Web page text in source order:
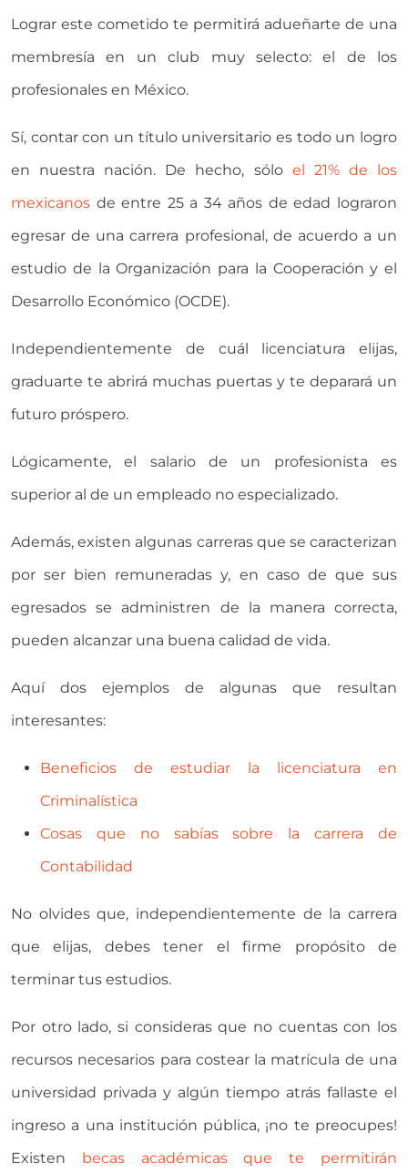
Lograr este cometido te permitirá adueñarte de una
membresía en un club muy selecto: el de los
profesionales en México.
Sí, contar con un título universitario es todo un logro
en nuestra nación. De hecho, sólo el 21% de los
mexicanos de entre 25 a 34 años de edad lograron
egresar de una carrera profesional, de acuerdo a un
estudio de la Organización para la Cooperación y el
Desarrollo Económico (OCDE).
Independientemente de cuál licenciatura elijas,
graduarte te abrirá muchas puertas y te deparará un
futuro próspero.
Lógicamente, el salario de un profesionista es
superior al de un empleado no especializado.
Además, existen algunas carreras que se caracterizan
por ser bien remuneradas y, en caso de que sus
egresados se administren de la manera correcta,
pueden alcanzar una buena calidad de vida.
Aquí dos ejemplos de algunas que resultan
interesantes:
Beneficios de estudiar la licenciatura en
Criminalística
Cosas que no sabías sobre la carrera de
Contabilidad
No olvides que, independientemente de la carrera
que elijas, debes tener el firme propósito de
terminar tus estudios.
Por otro lado, si consideras que no cuentas con los
recursos necesarios para costear la matrícula de una
universidad privada y algún tiempo atrás fallaste el
ingreso a una institución pública, ¡no te preocupes!
Existen becas académicas que te permitirán